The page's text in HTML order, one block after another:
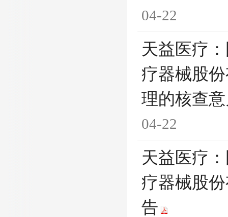
04-22
天益医疗
疗器械股
理的核查
04-22
天益医疗
疗器械股
告